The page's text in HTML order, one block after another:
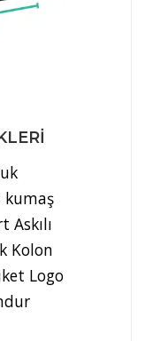
kumaş
Askılı
Kolon
Logo